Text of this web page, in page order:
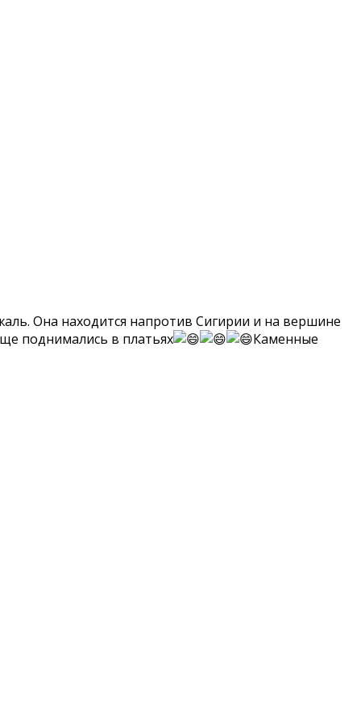
Она находится напротив Сигирии и на вершине
поднимались в платьях
Каменные